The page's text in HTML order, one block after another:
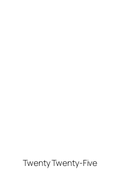
Twenty Twenty-Five